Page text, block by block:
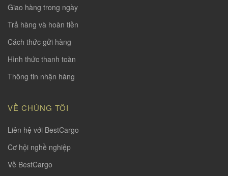
Giao hàng trong ngày
Trả hàng và hoàn tiền
Cách thức gửi hàng
Hình thức thanh toàn
Thông tin nhận hàng
VỀ CHÚNG TÔI
Liên hệ với BestCargo
Cơ hội nghề nghiệp
Về BestCargo